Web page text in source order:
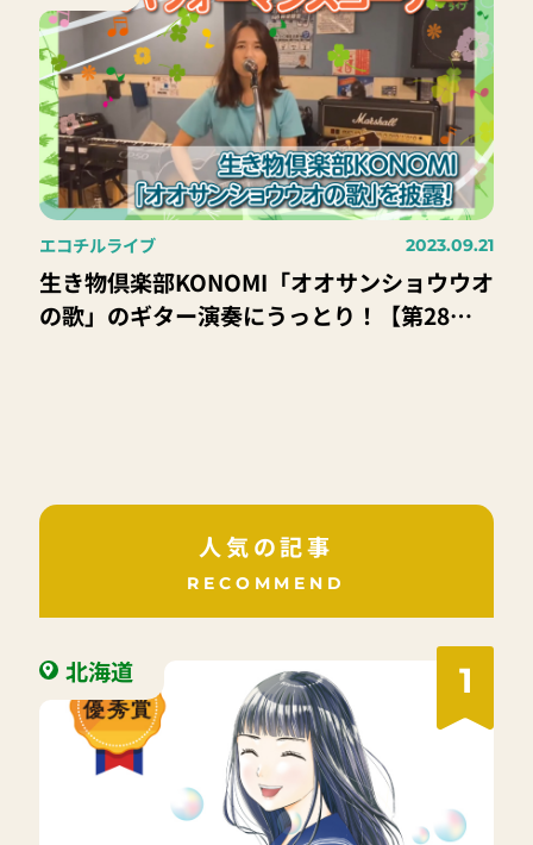
エコチルライブ 2023.09.21
生き物倶楽部KONOMI「オオサンショウウオ
の歌」のギター演奏にうっとり！【第28回
人気の記事
RECOMMEND
1
北海道